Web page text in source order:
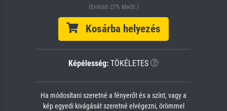
(Enthält 27% MwSt.)
Kosárba helyezés
Képélesség: TÖKÉLETES
Ha módosítani szeretné a fényerőt és a színt, vagy a
kép egyedi kivágását szeretné elvégezni, örömmel